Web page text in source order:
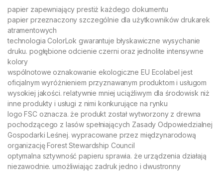
papier zapewniający prestiż każdego dokumentu
papier przeznaczony szczególnie dla użytkowników drukarek
atramentowych
technologia ColorLok gwarantuje błyskawiczne wysychanie
druku. pogłębione odcienie czerni oraz jednolite intensywne
kolory
wspólnotowe oznakowanie ekologiczne EU Ecolabel jest
oficjalnym wyróżnieniem przyznawanym produktom i usługom
wysokiej jakości. relatywnie mniej uciążliwym dla środowisk niż
inne produkty i usługi z nimi konkurujące na rynku
logo FSC oznacza. że produkt został wytworzony z drewna
pochodzącego z lasów spełniających Zasady Odpowiedzialnej
Gospodarki Leśnej. wypracowane przez międzynarodową
organizację Forest Stewardship Council
optymalna sztywność papieru sprawia. że urządzenia działają
niezawodnie. umożliwiając zadruk jedno i dwustronny